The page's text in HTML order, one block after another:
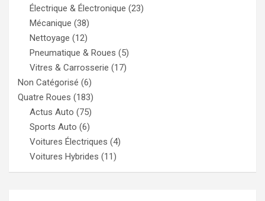
Électrique & Électronique (23)
Mécanique (38)
Nettoyage (12)
Pneumatique & Roues (5)
Vitres & Carrosserie (17)
Non Catégorisé (6)
Quatre Roues (183)
Actus Auto (75)
Sports Auto (6)
Voitures Électriques (4)
Voitures Hybrides (11)